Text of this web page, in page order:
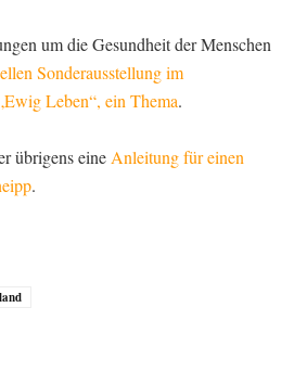
um die Gesundheit der Menschen
Sonderausstellung im
Leben“, ein Thema.
übrigens eine Anleitung für einen
.